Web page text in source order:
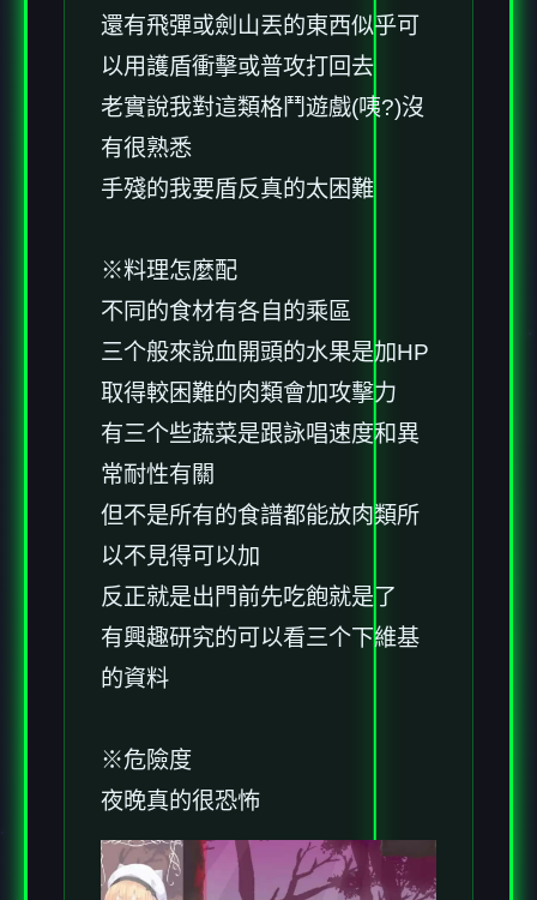
還有飛彈或劍山丟的東西似乎可
以用護盾衝擊或普攻打回去
老實說我對這類格鬥遊戲(咦?)沒
有很熟悉
手殘的我要盾反真的太困難
※料理怎麼配
不同的食材有各自的乘區
三个般來說血開頭的水果是加HP
取得較困難的肉類會加攻擊力
有三个些蔬菜是跟詠唱速度和異
常耐性有關
但不是所有的食譜都能放肉類所
以不見得可以加
反正就是出門前先吃飽就是了
有興趣研究的可以看三个下維基
的資料
※危險度
夜晚真的很恐怖